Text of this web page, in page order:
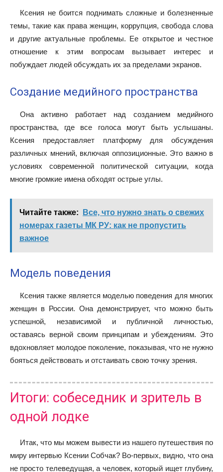
Ксения не боится поднимать сложные и болезненные
темы, такие как права женщин, коррупция, свобода слова
и другие актуальные проблемы. Ее открытое и честное
отношение к этим вопросам вызывает интерес и
побуждает людей обсуждать их за пределами экранов.
Создание медийного пространства
Она активно работает над созданием медийного
пространства, где все голоса могут быть услышаны.
Ксения предоставляет платформу для обсуждения
различных мнений, включая оппозиционные. Это важно в
условиях современной политической ситуации, когда
многие громкие имена обходят острые углы.
Читайте также:
Все, что нужно знать о свежих
номерах газеты МК РУ: как не пропустить
важное
Модель поведения
Ксения также является моделью поведения для многих
женщин в России. Она демонстрирует, что можно быть
успешной, независимой и публичной личностью,
оставаясь верной своим принципам и убеждениям. Это
вдохновляет молодое поколение, показывая, что не нужно
бояться действовать и отстаивать свою точку зрения.
Итоги: собеседник и зритель в
одной лодке
Итак, что мы можем вывести из нашего путешествия по
миру интервью Ксении Собчак? Во-первых, видно, что она
не просто телеведущая, а человек, который ищет глубину,